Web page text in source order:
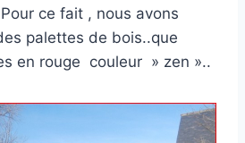
ce fait , nous avons
palettes de bois..que
en rouge couleur » zen »..